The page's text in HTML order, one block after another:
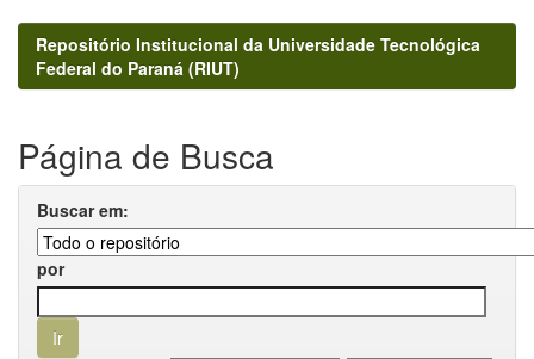
Repositório Institucional da Universidade Tecnológica
Federal do Paraná (RIUT)
Página de Busca
Buscar em:
por